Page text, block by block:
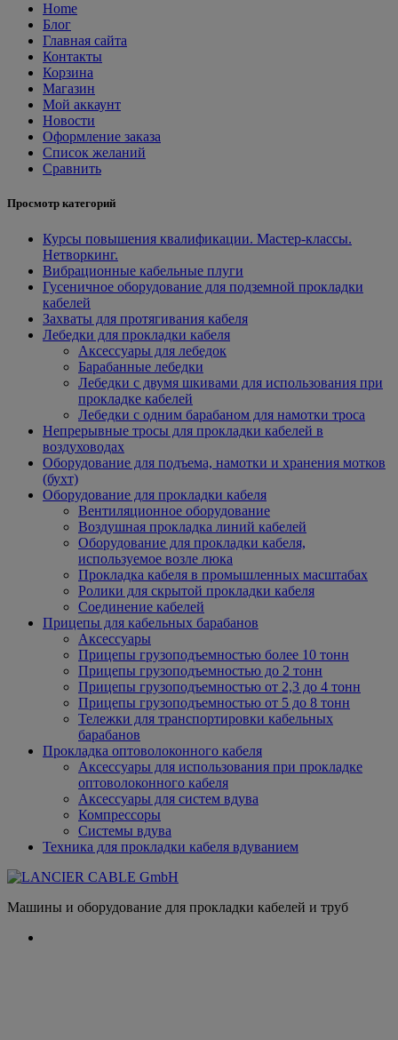
Home
Блог
Главная сайта
Контакты
Корзина
Магазин
Мой аккаунт
Новости
Оформление заказа
Список желаний
Сравнить
Просмотр категорий
Курсы повышения квалификации. Мастер-классы.
Нетворкинг.
Вибрационные кабельные плуги
Гусеничное оборудование для подземной прокладки
кабелей
Захваты для протягивания кабеля
Лебедки для прокладки кабеля
Аксессуары для лебедок
Барабанные лебедки
Лебедки с двумя шкивами для использования при
прокладке кабелей
Лебедки с одним барабаном для намотки троса
Непрерывные тросы для прокладки кабелей в
воздуховодах
Оборудование для подъема, намотки и хранения мотков
(бухт)
Оборудование для прокладки кабеля
Вентиляционное оборудование
Воздушная прокладка линий кабелей
Оборудование для прокладки кабеля,
используемое возле люка
Прокладка кабеля в промышленных масштабах
Ролики для скрытой прокладки кабеля
Соединение кабелей
Прицепы для кабельных барабанов
Аксессуары
Прицепы грузоподъемностью более 10 тонн
Прицепы грузоподъемностью до 2 тонн
Прицепы грузоподъемностью от 2,3 до 4 тонн
Прицепы грузоподъемностью от 5 до 8 тонн
Тележки для транспортировки кабельных
барабанов
Прокладка оптоволоконного кабеля
Аксессуары для использования при прокладке
оптоволоконного кабеля
Аксессуары для систем вдува
Компрессоры
Системы вдува
Техника для прокладки кабеля вдуванием
Машины и оборудование для прокладки кабелей и труб